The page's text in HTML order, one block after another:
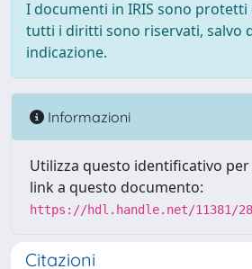
I documenti in IRIS sono
tutti i diritti sono riservati, salvo
indicazione.
Informazioni
Utilizza questo identificativo
link a questo documento:
https://hdl.handle.net/11381/
Citazioni